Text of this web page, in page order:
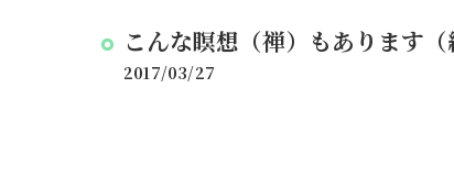
こんな瞑想（禅）もあります
2017/03/27